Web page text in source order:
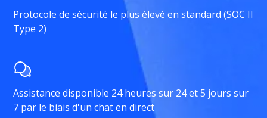
Protocole de sécurité le plus élevé en standard (SOC II
Type 2)
Assistance disponible 24 heures sur 24 et 5 jours sur
7 par le biais d'un chat en direct